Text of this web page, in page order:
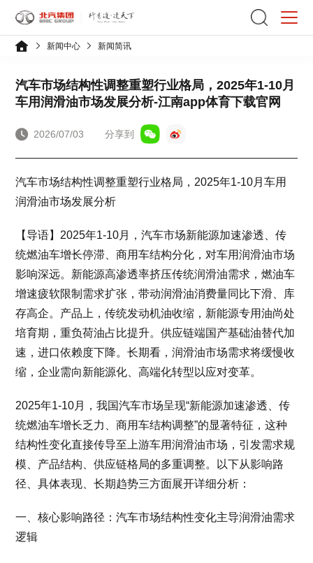
新闻中心 新闻简讯
汽车市场结构性调整重塑行业格局，2025年1-10月
车用润滑油市场发展分析-江南app体育下载官网
2026/07/03 分享到
汽车市场结构性调整重塑行业格局，2025年1-10月车用
润滑油市场发展分析
【导语】2025年1-10月，汽车市场新能源加速渗透、传
统燃油车增长停滞、商用车结构分化，对车用润滑油市场
影响深远。新能源高渗透率挤压传统润滑油需求，燃油车
增速疲软限制需求扩张，带动润滑油消费量同比下滑、库
存高企。产品上，传统发动机油收缩，新能源专用油尚处
培育期，重负荷油占比提升。供应链端国产基础油替代加
速，进口依赖度下降。长期看，润滑油市场需求将缓慢收
缩，企业需向新能源化、高端化转型以应对变革。
2025年1-10月，我国汽车市场呈现“新能源加速渗透、传
统燃油车增长乏力、商用车结构调整”的显著特征，这种
结构性变化直接传导至上游车用润滑油市场，引发需求规
模、产品结构、供应链格局的多重调整。以下从影响路
径、具体表现、长期趋势三方面展开详细分析：
一、核心影响路径：汽车市场结构性变化主导润滑油需求
逻辑